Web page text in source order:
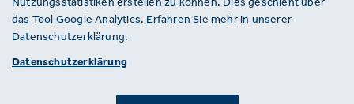
Sie haben einen Fehler auf unserer Website
gefunden? Ihnen ist ein defekter Link
aufgefallen? Wir freuen uns über Ihren
das Tool Google Analytics. Erfahren Sie mehr in unserer
Datenschutzerklärung.
Datenschutzerklärung